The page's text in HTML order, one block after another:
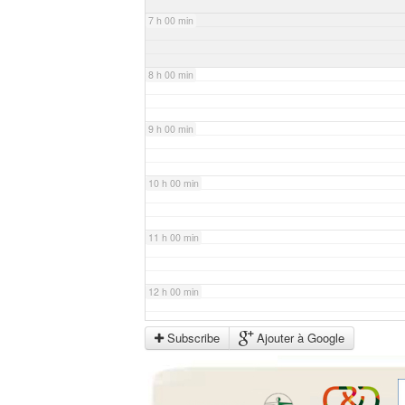
7 h 00 min
8 h 00 min
9 h 00 min
10 h 00 min
11 h 00 min
12 h 00 min
13 h 00 min
Subscribe Ajouter à Google